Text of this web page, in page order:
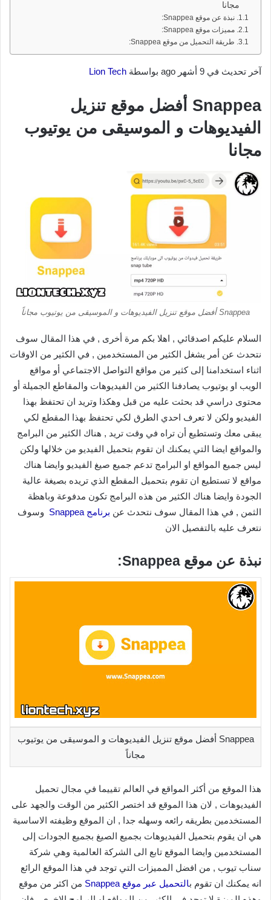
مجانا
نبذة عن موقع Snappea:
مميزات موقع Snappea:
طريقة التحميل من موقع Snappea:
آخر تحديث في 9 أشهر ago بواسطة Lion Tech
Snappea أفضل موقع تنزيل
الفيديوهات و الموسيقى من يوتيوب
مجانا
Snappea أفضل موقع تنزيل الفيديوهات و الموسيقى من يوتيوب مجاناً
السلام عليكم اصدقائي , اهلا بكم مرة أخرى , في هذا المقال سوف
نتحدث عن أمر يشغل الكثير من المستخدمين , في الكثير من الاوقات
اثناء استخدامنا إلى كثير من مواقع التواصل الاجتماعي أو مواقع
الويب او يوتيوب يصادفنا الكثير من الفيديوهات والمقاطع الجميلة أو
محتوى دراسي قد بحثت عليه من قبل وهكذا وتريد ان تحتفظ بهذا
الفيديو ولكن لا تعرف احدي الطرق لكي تحتفظ بهذا المقطع لكي
يبقى معك وتستطيع أن تراه في وقت تريد , هناك الكثير من البرامج
والمواقع ايضا التي يمكنك ان تقوم بتحميل الفيديو من خلالها ولكن
ليس جميع المواقع او البرامج تدعم جميع صيغ الفيديو وايضا هناك
مواقع لا تستطيع ان تقوم بتحميل المقطع الذي تريده بصيغة عالية
الجودة وايضا هناك الكثير من هذه البرامج تكون مدفوعة وباهظة
الثمن , في هذا المقال سوف نتحدث عن برنامج Snappea
وسوف
نتعرف عليه بالتفصيل الان
نبذة عن موقع Snappea:
Snappea أفضل موقع تنزيل الفيديوهات و الموسيقى من يوتيوب
مجاناً
هذا الموقع من أكثر المواقع في العالم تقييما في مجال تحميل
الفيديوهات , لان هذا الموقع قد اختصر الكثير من الوقت والجهد على
المستخدمين بطريقه رائعه وسهله جدا , ان الموقع وظيفته الاساسية
هي ان يقوم بتحميل الفيديوهات بجميع الصيغ بجميع الجودات إلى
المستخدمين وايضا الموقع تابع الى الشركة العالمية وهي شركة
سناب تيوب , من افضل المميزات التي توجد في هذا الموقع الرائع
انه يمكنك ان تقوم بالتحميل عبر موقع Snappea
من اكثر من موقع